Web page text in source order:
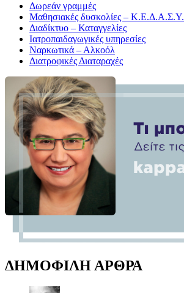
Δωρεάν γραμμές
Μαθησιακές δυσκολίες – Κ.Ε.Δ.Α.Σ.Υ.
Διαδίκτυο – Καταγγελίες
Ιατροπαιδαγωγικές υπηρεσίες
Ναρκωτικά – Αλκοόλ
Διατροφικές Διαταραχές
ΔΗΜΟΦΙΛΗ ΑΡΘΡΑ